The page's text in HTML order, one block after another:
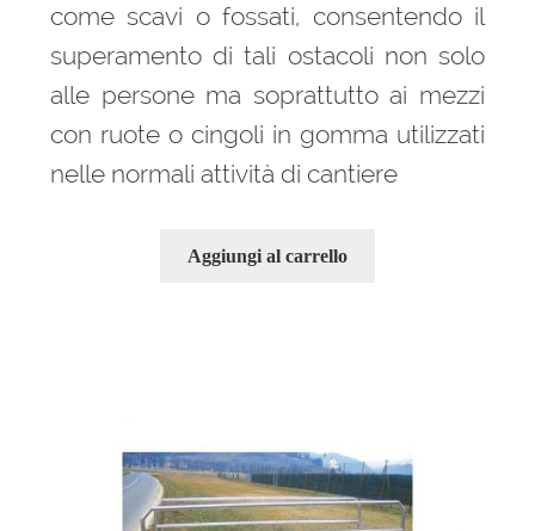
come scavi o fossati, consentendo il
superamento di tali ostacoli non solo
alle persone ma soprattutto ai mezzi
con ruote o cingoli in gomma utilizzati
nelle normali attività di cantiere
Aggiungi al carrello